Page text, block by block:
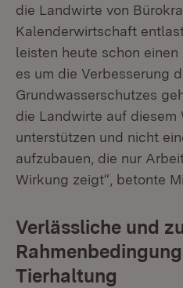
die Landwirte von
Kalenderwirtschaft
leisten heute schon
es um die Verbesserung
Grundwasserschutzes
die Landwirte auf diesem
unterstützen und nicht
aufzubauen, die nur
Wirkung zeigt“, betonte
Verlässliche und
Tierhaltung